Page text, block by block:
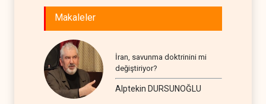
Makaleler
İran, savunma doktrinini mi
değiştiriyor?
Alptekin DURSUNOĞLU